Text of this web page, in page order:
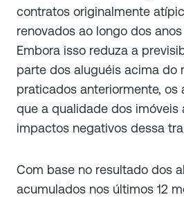
contratos originalmente
renovados ao longo dos
Embora isso reduza a
parte dos aluguéis acima do
praticados anteriormente, os
que a qualidade dos imóveis
impactos negativos dessa
Com base no resultado dos
acumulados nos últimos 12